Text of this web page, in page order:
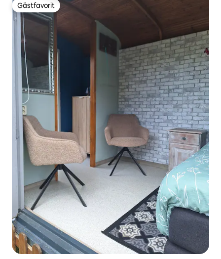
Gästfavorit
Gästfavorit